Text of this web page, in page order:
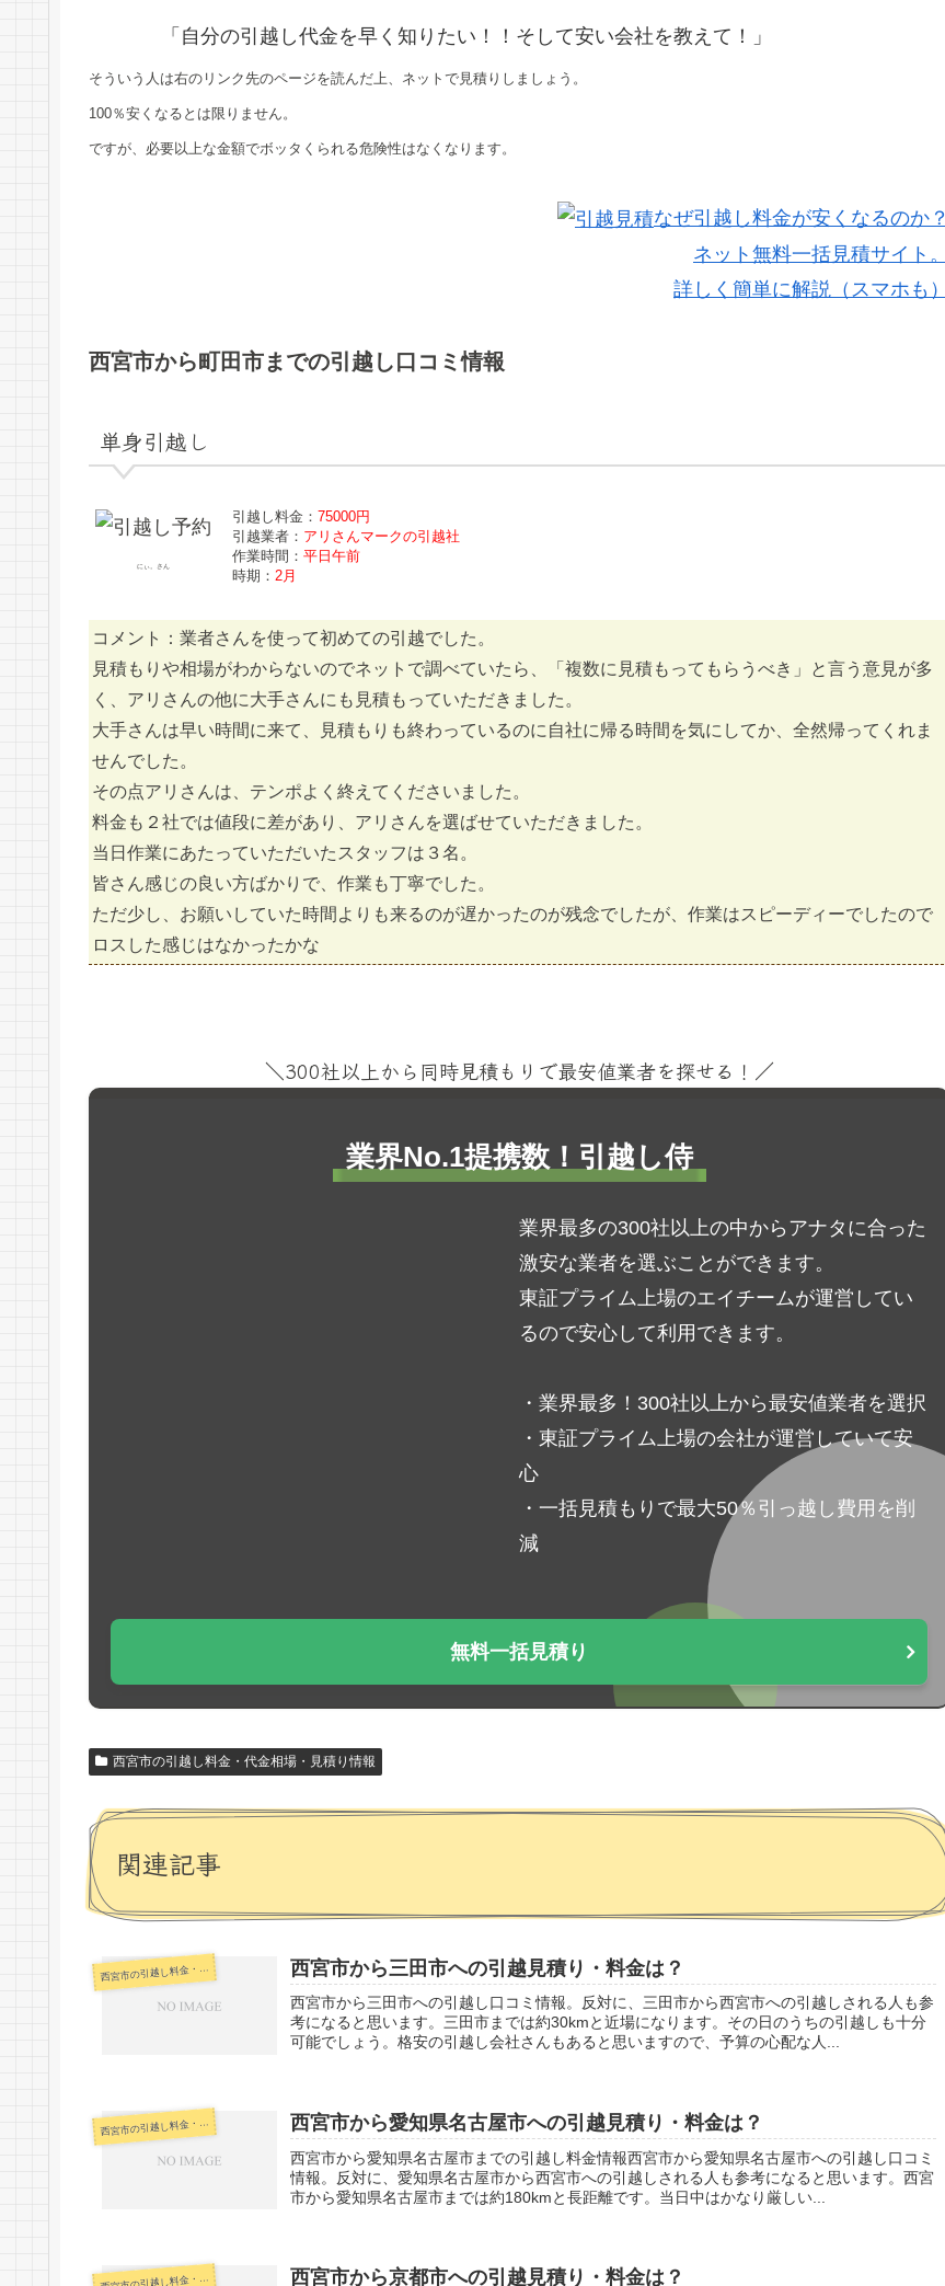
「自分の引越し代金を早く知りたい！！そして安い会社を教えて！」
そういう人は右のリンク先のページを読んだ上、ネットで見積りしましょう。
100％安くなるとは限りません。
ですが、必要以上な金額でボッタくられる危険性はなくなります。
なぜ引越し料金が安くなるのか？
ネット無料一括見積サイト。
詳しく簡単に解説（スマホも）
西宮市から町田市までの引越し口コミ情報
単身引越し
にぃ。さん
引越し料金： 75000円
引越業者： アリさんマークの引越社
作業時間： 平日午前
時期： 2月
コメント：業者さんを使って初めての引越でした。
見積もりや相場がわからないのでネットで調べていたら、「複数に見積もってもらうべき」と言う意見が多
く、アリさんの他に大手さんにも見積もっていただきました。
大手さんは早い時間に来て、見積もりも終わっているのに自社に帰る時間を気にしてか、全然帰ってくれま
せんでした。
その点アリさんは、テンポよく終えてくださいました。
料金も２社では値段に差があり、アリさんを選ばせていただきました。
当日作業にあたっていただいたスタッフは３名。
皆さん感じの良い方ばかりで、作業も丁寧でした。
ただ少し、お願いしていた時間よりも来るのが遅かったのが残念でしたが、作業はスピーディーでしたので
ロスした感じはなかったかな
＼300社以上から同時見積もりで最安値業者を探せる！／
業界No.1提携数！引越し侍
業界最多の300社以上の中からアナタに合った
激安な業者を選ぶことができます。
東証プライム上場のエイチームが運営してい
るので安心して利用できます。
・業界最多！300社以上から最安値業者を選択
・東証プライム上場の会社が運営していて安
心
・一括見積もりで最大50％引っ越し費用を削
減
無料一括見積り
西宮市の引越し料金・代金相場・見積り情報
関連記事
西 宮市の引越し料金・代金相場・見積り情報 西宮市から三田市への引越見積り・料金は？
西宮市から三田市への引越し口コミ情報。反対に、三田市から西宮市への引越しされる人も参
考になると思います。三田市までは約30kmと近場になります。その日のうちの引越しも十分
可能でしょう。格安の引越し会社さんもあると思いますので、予算の心配な人...
西 宮市の引越し料金・代金相場・見積り情報 西宮市から愛知県名古屋市への引越見積り・料金は？
西宮市から愛知県名古屋市までの引越し料金情報西宮市から愛知県名古屋市への引越し口コミ
情報。反対に、愛知県名古屋市から西宮市への引越しされる人も参考になると思います。西宮
市から愛知県名古屋市までは約180kmと長距離です。当日中はかなり厳しい...
宮市の引越し料金・代金相場・見積り情報 西宮市から京都市への引越見積り・料金は？